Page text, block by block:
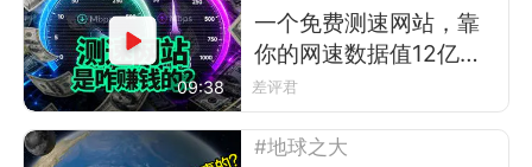
09:38
一个免费测速网站，靠
你的网速数据值12亿美
元？
差评君
#地球之大